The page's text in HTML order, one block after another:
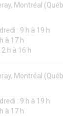
Montréal
: 9 h à 19 h
à 17 h
h à 16 h
Montréal
: 9 h à 19 h
à 17 h